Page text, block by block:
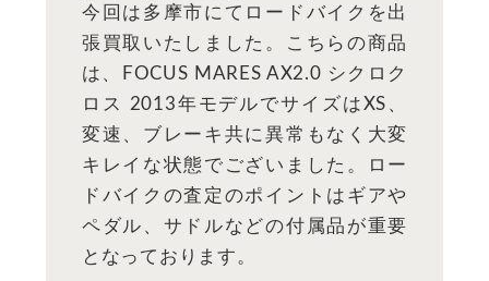
今回は多摩市にてロードバイクを出
張買取いたしました。こちらの商品
は、FOCUS MARES AX2.0 シクロク
ロス 2013年モデルでサイズはXS、
変速、ブレーキ共に異常もなく大変
キレイな状態でございました。ロー
ドバイクの査定のポイントはギアや
ペダル、サドルなどの付属品が重要
となっております。